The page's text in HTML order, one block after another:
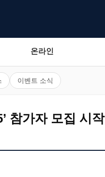
온라인
이벤트 소식
참가자 모집 시작